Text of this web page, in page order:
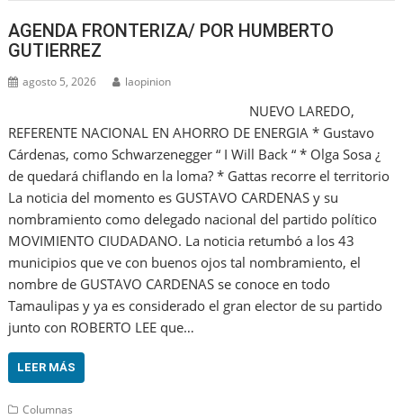
AGENDA FRONTERIZA/ POR HUMBERTO
GUTIERREZ
agosto 5, 2026 laopinion
NUEVO LAREDO,
REFERENTE NACIONAL EN AHORRO DE ENERGIA * Gustavo
Cárdenas, como Schwarzenegger “ I Will Back “ * Olga Sosa ¿
de quedará chiflando en la loma? * Gattas recorre el territorio
La noticia del momento es GUSTAVO CARDENAS y su
nombramiento como delegado nacional del partido político
MOVIMIENTO CIUDADANO. La noticia retumbó a los 43
municipios que ve con buenos ojos tal nombramiento, el
nombre de GUSTAVO CARDENAS se conoce en todo
Tamaulipas y ya es considerado el gran elector de su partido
junto con ROBERTO LEE que…
LEER MÁS
Columnas